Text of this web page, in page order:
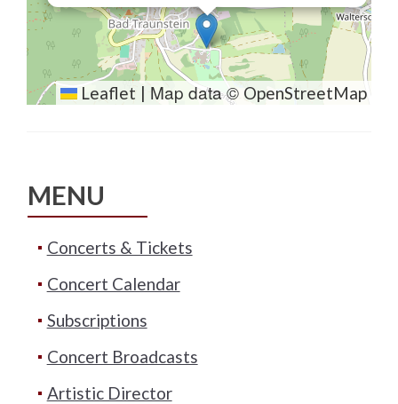
Leaflet | Map data ©OpenStreetMap
MENU
Concerts & Tickets
Concert Calendar
Subscriptions
Concert Broadcasts
Artistic Director